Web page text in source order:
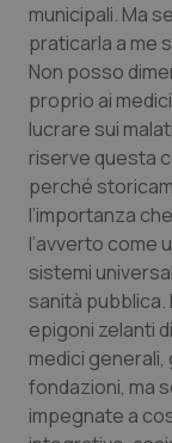
Toscana
Umbria
Valle
Veneto
Obesità
Psoriasi &
municipali. Ma
praticarla a me
Non posso
proprio ai
lucrare sui
riserve questa
perché
l’importanza
l’avverto come
sistemi
sanità pubblica.
epigoni zelanti
medici
fondazioni, ma
impegnate a